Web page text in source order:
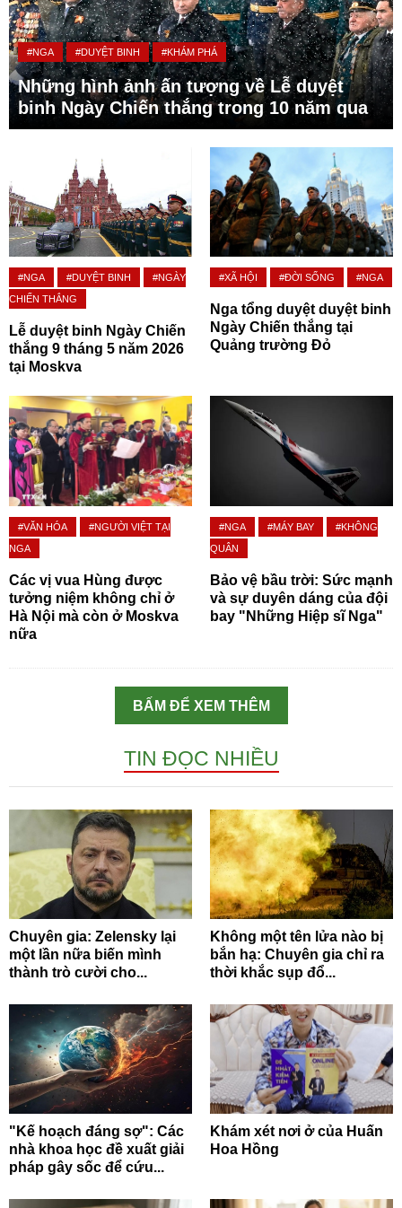
#NGA #DUYỆT BINH #KHÁM PHÁ
Những hình ảnh ấn tượng về Lễ duyệt
binh Ngày Chiến thắng trong 10 năm qua
#NGA #DUYỆT BINH
#NGÀY
CHIẾN THẮNG
Lễ duyệt binh Ngày Chiến
thắng 9 tháng 5 năm 2026
tại Moskva
#XÃ HỘI #ĐỜI SỐNG #NGA
Nga tổng duyệt duyệt binh
Ngày Chiến thắng tại
Quảng trường Đỏ
#VĂN HÓA
#NGƯỜI VIỆT TẠI
NGA
Các vị vua Hùng được
tưởng niệm không chỉ ở
Hà Nội mà còn ở Moskva
nữa
#NGA #MÁY BAY
#KHÔNG
QUÂN
Bảo vệ bầu trời: Sức mạnh
và sự duyên dáng của đội
bay "Những Hiệp sĩ Nga"
BẤM ĐỂ XEM THÊM
TIN ĐỌC NHIỀU
Chuyên gia: Zelensky lại
một lần nữa biến mình
thành trò cười cho...
Không một tên lửa nào bị
bắn hạ: Chuyên gia chỉ ra
thời khắc sụp đổ...
"Kế hoạch đáng sợ": Các
nhà khoa học đề xuất giải
pháp gây sốc để cứu...
Khám xét nơi ở của Huấn
Hoa Hồng